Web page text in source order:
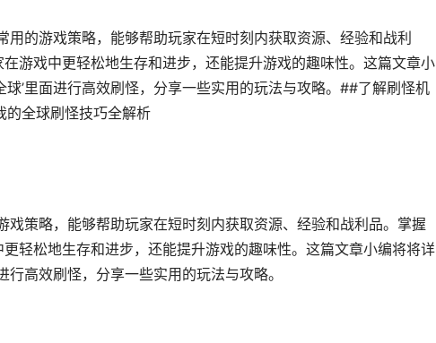
用的游戏策略，能够帮助玩家在短时刻内获取资源、经验和战利
游戏中更轻松地生存和进步，还能提升游戏的趣味性。这篇文章小
’里面进行高效刷怪，分享一些实用的玩法与攻略。##了解刷怪机
的全球刷怪技巧全解析
戏策略，能够帮助玩家在短时刻内获取资源、经验和战利品。掌握
轻松地生存和进步，还能提升游戏的趣味性。这篇文章小编将将详
行高效刷怪，分享一些实用的玩法与攻略。